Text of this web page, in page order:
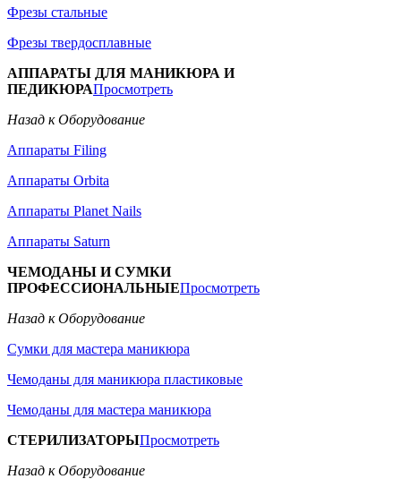
Фрезы стальные
Фрезы твердосплавные
АППАРАТЫ ДЛЯ МАНИКЮРА И
ПЕДИКЮРАПросмотреть
Назад к Оборудование
Аппараты Filing
Аппараты Orbita
Аппараты Planet Nails
Аппараты Saturn
ЧЕМОДАНЫ И СУМКИ
ПРОФЕССИОНАЛЬНЫЕПросмотреть
Назад к Оборудование
Сумки для мастера маникюра
Чемоданы для маникюра пластиковые
Чемоданы для мастера маникюра
СТЕРИЛИЗАТОРЫПросмотреть
Назад к Оборудование